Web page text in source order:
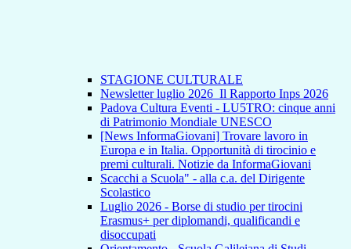
STAGIONE CULTURALE
Newsletter luglio 2026_Il Rapporto Inps 2026
Padova Cultura Eventi - LU5TRO: cinque anni
di Patrimonio Mondiale UNESCO
[News InformaGiovani] Trovare lavoro in
Europa e in Italia. Opportunità di tirocinio e
premi culturali. Notizie da InformaGiovani
Scacchi a Scuola" - alla c.a. del Dirigente
Scolastico
Luglio 2026 - Borse di studio per tirocini
Erasmus+ per diplomandi, qualificandi e
disoccupati